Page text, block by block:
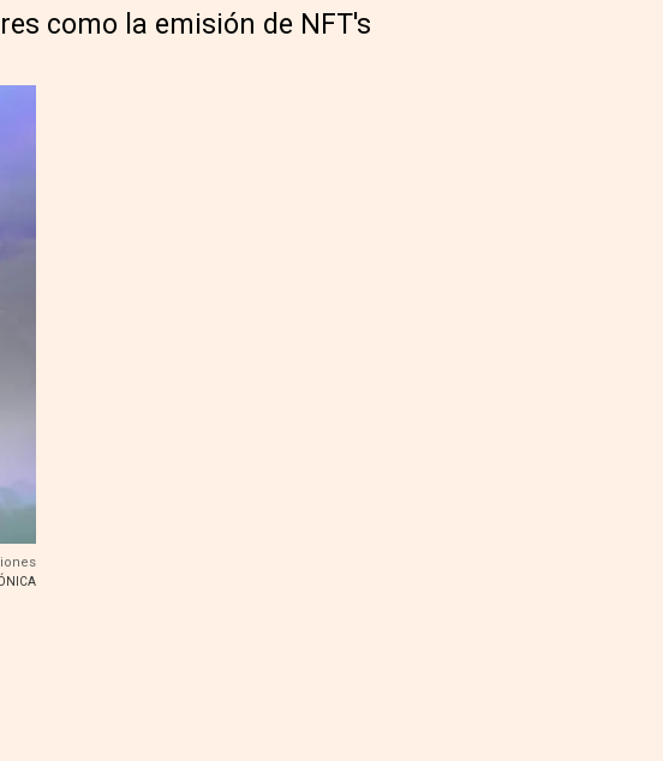
como la emisión de NFT's